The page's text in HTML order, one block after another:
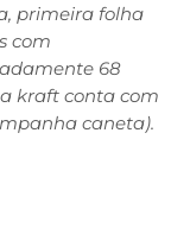
primeira folha
com
68
kraft conta com
caneta).